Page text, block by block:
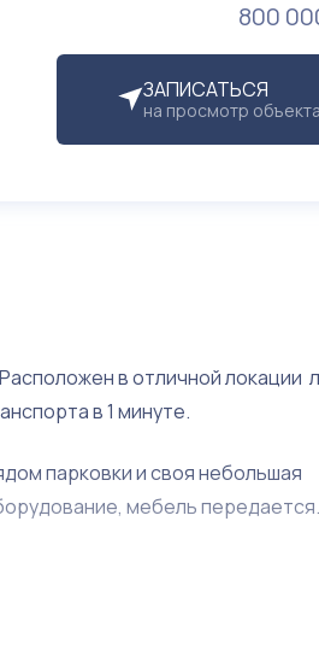
800
ЗАПИСАТЬСЯ
на просмотр
в отличной локации
в 1 минуте.
парковки и своя небольшая
мебель передается.